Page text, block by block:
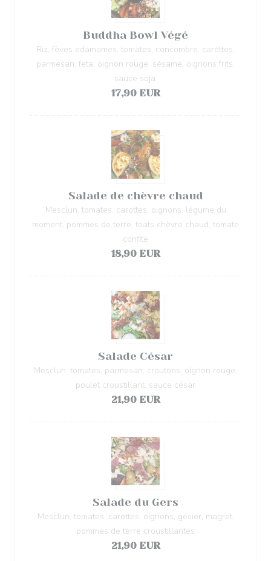
Buddha Bowl Végé
Riz, fèves edamames, tomates, concombre, carottes,
parmesan, feta, oignon rouge, sésame, oignons frits,
sauce soja.
17,90 EUR
Salade de chèvre chaud
Mesclun, tomates, carottes, oignons, légume du
moment, pommes de terre, toats chèvre chaud, tomate
confite
18,90 EUR
Salade César
Mesclun, tomates, parmesan, croutons, oignon rouge,
poulet croustillant, sauce césar
21,90 EUR
Salade du Gers
Mesclun, tomates, carottes, oignons, gésier, magret,
pommes de terre croustillantes
21,90 EUR